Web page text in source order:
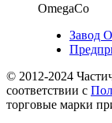
OmegaCo
Завод
© 2012-2024
соответствии с
торговые марки